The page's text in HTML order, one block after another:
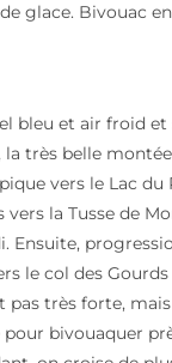
glace. Bivouac
bleu et air froid
très belle
vers le Lac
la Tusse de
Ensuite,
le col des
pas très forte,
bivouaquer